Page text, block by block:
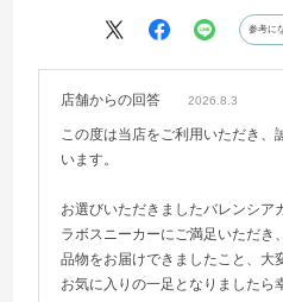
参考に
店舗からの回答 2026.8.3
この度は当店をご利用いただき、
います。
お選びいただきましたバレンシア
ラボスニーカーにご満足いただき
品物をお届けできましたこと、大
お気に入りの一足となりましたら